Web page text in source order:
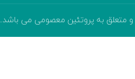
به پروتئین معصومی می باشد. ۱۳۹۹ ©